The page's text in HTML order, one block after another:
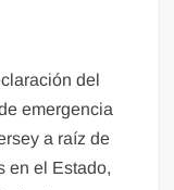
del
emergencia
a raíz de
en el Estado,